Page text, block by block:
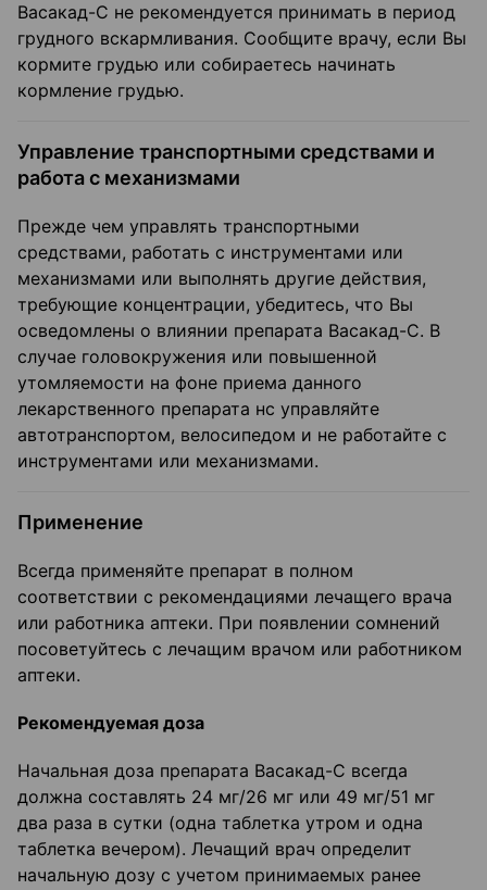
Васакад-С не рекомендуется принимать в период
грудного вскармливания. Сообщите врачу, если Вы
кормите грудью или собираетесь начинать
кормление грудью.
Управление транспортными средствами и
работа с механизмами
Прежде чем управлять транспортными
средствами, работать с инструментами или
механизмами или выполнять другие действия,
требующие концентрации, убедитесь, что Вы
осведомлены о влиянии препарата Васакад-С. В
случае головокружения или повышенной
утомляемости на фоне приема данного
лекарственного препарата нс управляйте
автотранспортом, велосипедом и не работайте с
инструментами или механизмами.
Применение
Всегда применяйте препарат в полном
соответствии с рекомендациями лечащего врача
или работника аптеки. При появлении сомнений
посоветуйтесь с лечащим врачом или работником
аптеки.
Рекомендуемая доза
Начальная доза препарата Васакад-С всегда
должна составлять 24 мг/26 мг или 49 мг/51 мг
два раза в сутки (одна таблетка утром и одна
таблетка вечером). Лечащий врач определит
начальную дозу с учетом принимаемых ранее